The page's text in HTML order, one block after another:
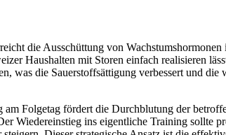
die Ausschüttung von
Haushalten mit Storen einfach realisieren
was die Sauerstoffsättigung verbessert und
Folgetag fördert die Durchblutung der
Wiedereinstieg ins eigentliche Training sollte